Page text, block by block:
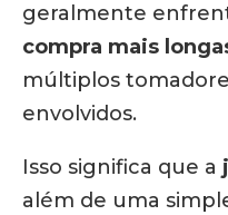
geralmente
compra mais
múltiplos
envolvidos.
Isso significa que a
além de uma